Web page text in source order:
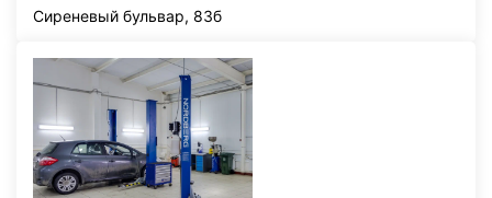
Сиреневый бульвар, 83б